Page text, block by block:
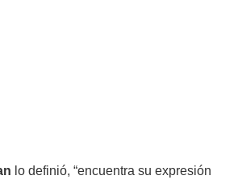
lo definió, “encuentra su expresión